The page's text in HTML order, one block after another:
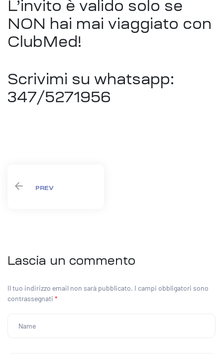
L’invito è valido solo se
NON hai mai viaggiato con
ClubMed!
Scrivimi su whatsapp:
347/5271956
PREV
Lascia un commento
Il tuo indirizzo email non sarà pubblicato. I campi obbligatori sono
contrassegnati *